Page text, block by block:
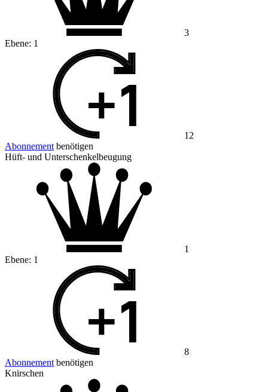
3
Ebene: 1
12
Abonnement benötigen
Hüft- und Unterschenkelbeugung
1
Ebene: 1
8
Abonnement benötigen
Knirschen